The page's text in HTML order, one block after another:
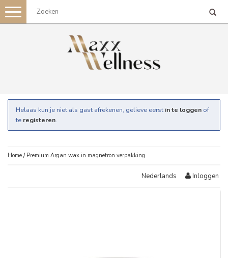
Toggle
navigation
Helaas kun je niet als gast afrekenen, gelieve eerst in te loggen of
te registeren.
Home / Premium Argan wax in magnetron verpakking
Nederlands Inloggen